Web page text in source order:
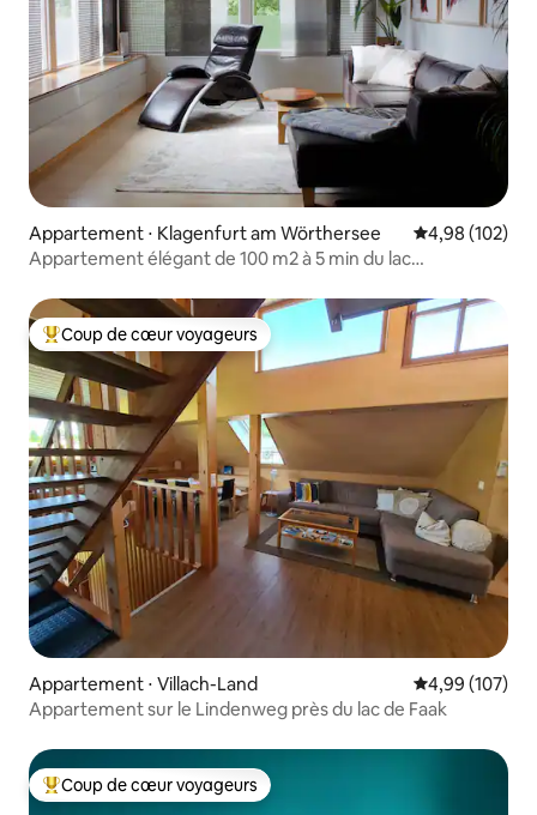
Appartement ⋅ Klagenfurt am Wörthersee Évaluation
4,98 (102)
Appartement élégant de 100 m2 à 5 min du lac
Coups de cœur voyageurs les plus appréciés
Coup de cœur voyageurs
Appartement ⋅ Villach-Land Évaluation
4,99 (107)
Appartement sur le Lindenweg près du lac de Faak
Coups de cœur voyageurs les plus appréciés
Coup de cœur voyageurs